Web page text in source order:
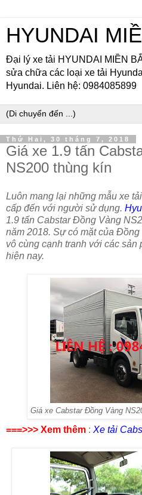
HYUNDAI
Đại lý xe tải HYUNDAI MIỀN
sửa chữa các loại xe tải
Hyundai. Liên hệ: 0984085899
Thứ Hai, 30 tháng 7, 2018
Giá xe 1.9 tấn
NS200 thùng kín
Luôn mang lại những mẫu xe
cấp đến với người sử dụng.
1.9 tấn Cabstar Đồng Vàng
năm 2018. Sự có mặt của
vô cùng cạnh tranh với các sản
hiện nay.
Giá xe Cabstar Đồng Vàng
===>>> Xem thêm : Xe tải